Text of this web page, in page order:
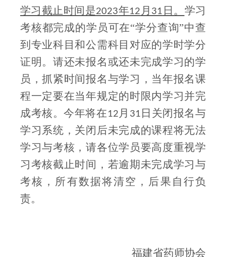
学习截止时间是2023年12 月 31 日。 学习
考核都完成的学员可在“学分查询”中查
到专业科目和公需科目对应的学时学分
证明。请还未报名或还未完成学习的学
员，抓紧时间报名与学习，当年报名课
程一定要在当年规定的时限内学习并完
成考核。今年将在12月 31 日关闭报名与
学习系统，关闭后未完成的课程将无法
学习与考核，请各位学员要高度重视学
习考核截止时间，若逾期未完成学习与
考核，所有数据将清空，后果自行负
责。
福建省药师协会